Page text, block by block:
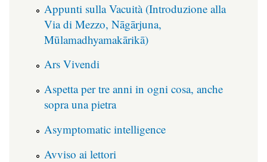
Appunti sulla Vacuità (Introduzione alla
Via di Mezzo, Nāgārjuna,
Mūlamadhyamakārikā)
Ars Vivendi
Aspetta per tre anni in ogni cosa, anche
sopra una pietra
Asymptomatic intelligence
Avviso ai lettori